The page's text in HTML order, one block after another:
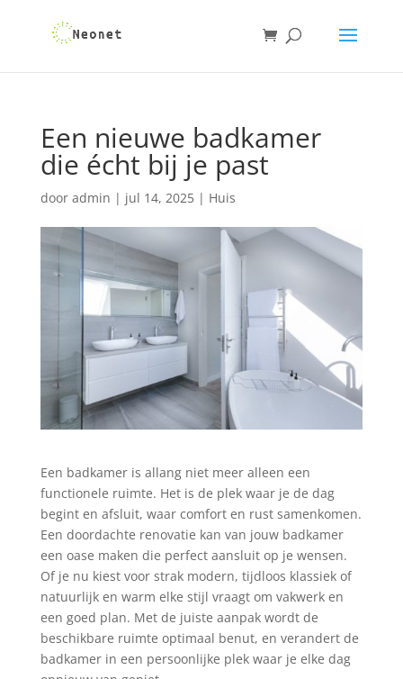
Een nieuwe badkamer
die écht bij je past
door admin | jul 14, 2025| Huis
Een badkamer is allang niet meer alleen een
functionele ruimte. Het is de plek waar je de dag
begint en afsluit, waar comfort en rust samenkomen.
Een doordachte renovatie kan van jouw badkamer
een oase maken die perfect aansluit op je wensen.
Of je nu kiest voor strak modern, tijdloos klassiek of
natuurlijk en warm elke stijl vraagt om vakwerk en
een goed plan. Met de juiste aanpak wordt de
beschikbare ruimte optimaal benut, en verandert de
badkamer in een persoonlijke plek waar je elke dag